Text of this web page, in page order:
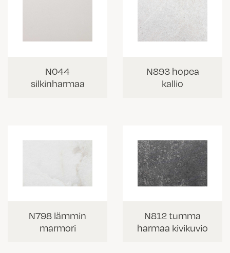
N044
silkinharmaa
N893 hopea
kallio
N798 lämmin
marmori
N812 tumma
harmaa kivikuvio